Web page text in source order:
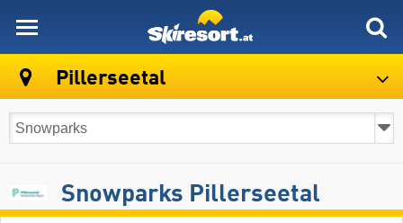
Pillerseetal
Snowparks Pillerseetal